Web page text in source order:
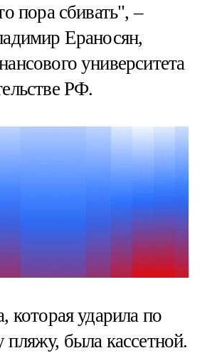
пора сбивать", –
Ераносян,
университета
РФ.
которая ударила по
была кассетной.